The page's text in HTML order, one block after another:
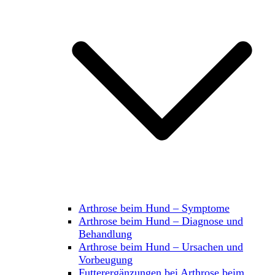
Arthrose beim Hund – Symptome
Arthrose beim Hund – Diagnose und
Behandlung
Arthrose beim Hund – Ursachen und
Vorbeugung
Futterergänzungen bei Arthrose beim